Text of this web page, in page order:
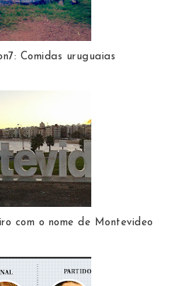
Comidas uruguaias
com o nome de Montevideo